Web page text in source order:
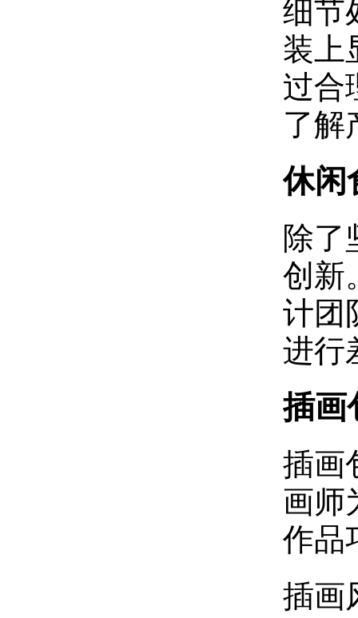
细节
装上
过合
了解
休闲
除了
创新
计团
进行
插画
插画
画师
作品
插画